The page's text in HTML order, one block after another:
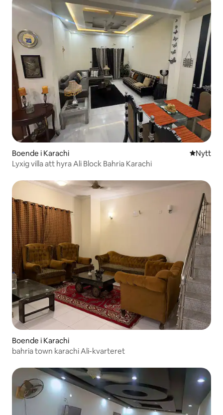
Boende i Karachi NyttNytt
Lyxig villa att hyra Ali Block Bahria Karachi
Boende i Karachi
bahria town karachi Ali-kvarteret